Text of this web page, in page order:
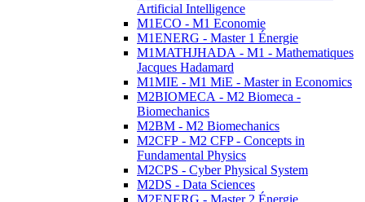
Artificial Intelligence
M1ECO - M1 Economie
M1ENERG - Master 1 Énergie
M1MATHJHADA - M1 - Mathematiques
Jacques Hadamard
M1MIE - M1 MiE - Master in Economics
M2BIOMECA - M2 Biomeca -
Biomechanics
M2BM - M2 Biomechanics
M2CFP - M2 CFP - Concepts in
Fundamental Physics
M2CPS - Cyber Physical System
M2DS - Data Sciences
M2ENERG - Master 2 Énergie